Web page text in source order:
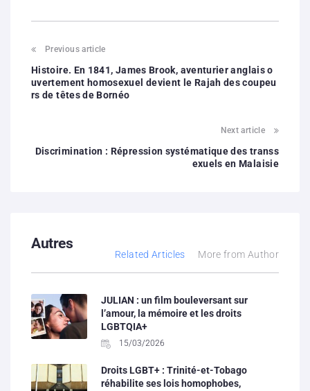
Previous article
Histoire. En 1841, James Brook, aventurier anglais o
uvertement homosexuel devient le Rajah des coupeu
rs de têtes de Bornéo
Next article
Discrimination : Répression systématique des transs
exuels en Malaisie
Autres
Related Articles More from Author
JULIAN : un film bouleversant sur
l’amour, la mémoire et les droits
LGBTQIA+
15/03/2026
Droits LGBT+ : Trinité-et-Tobago
réhabilite ses lois homophobes,